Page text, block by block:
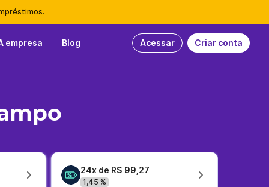
empresa Blog Acessar Criar conta
24x de R$ 99,27
1,45 %